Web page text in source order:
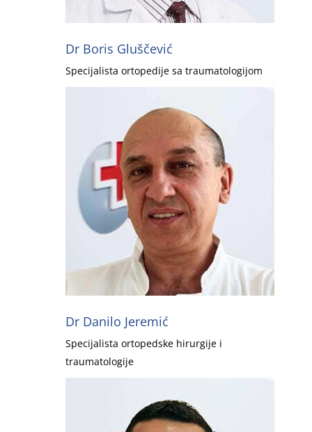
Dr Boris Gluščević
Specijalista ortopedije sa traumatologijom
Dr Danilo Jeremić
Specijalista ortopedske hirurgije i
traumatologije